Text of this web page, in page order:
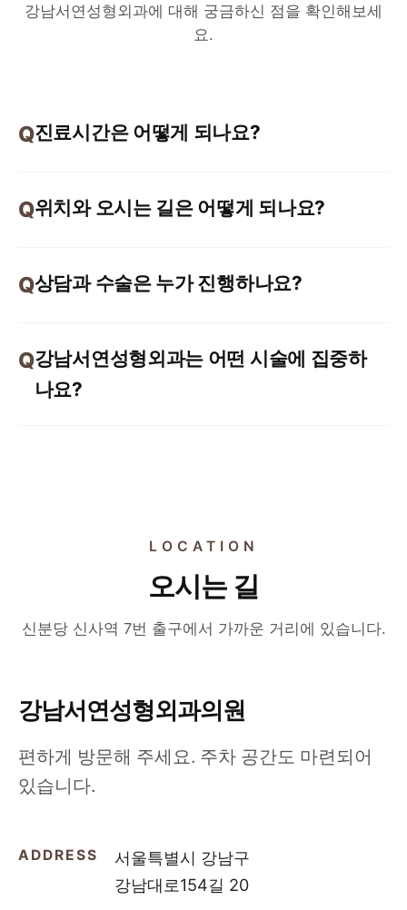
강남서연성형외과에 대해 궁금하신 점을 확인해보세
요.
진료시간은 어떻게 되나요?
위치와 오시는 길은 어떻게 되나요?
상담과 수술은 누가 진행하나요?
강남서연성형외과는 어떤 시술에 집중하
나요?
LOCATION
오시는 길
신분당 신사역 7번 출구에서 가까운 거리에 있습니다.
강남서연성형외과의원
편하게 방문해 주세요. 주차 공간도 마련되어
있습니다.
ADDRESS
서울특별시 강남구
강남대로154길 20